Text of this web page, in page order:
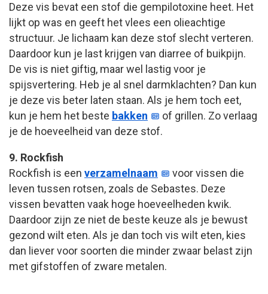
Deze vis bevat een stof die gempilotoxine heet. Het
lijkt op was en geeft het vlees een olieachtige
structuur. Je lichaam kan deze stof slecht verteren.
Daardoor kun je last krijgen van diarree of buikpijn.
De vis is niet giftig, maar wel lastig voor je
spijsvertering. Heb je al snel darmklachten? Dan kun
je deze vis beter laten staan. Als je hem toch eet,
kun je hem het beste bakken
of grillen. Zo verlaag
je de hoeveelheid van deze stof.
9. Rockfish
Rockfish is een verzamelnaam
voor vissen die
leven tussen rotsen, zoals de Sebastes. Deze
vissen bevatten vaak hoge hoeveelheden kwik.
Daardoor zijn ze niet de beste keuze als je bewust
gezond wilt eten. Als je dan toch vis wilt eten, kies
dan liever voor soorten die minder zwaar belast zijn
met gifstoffen of zware metalen.